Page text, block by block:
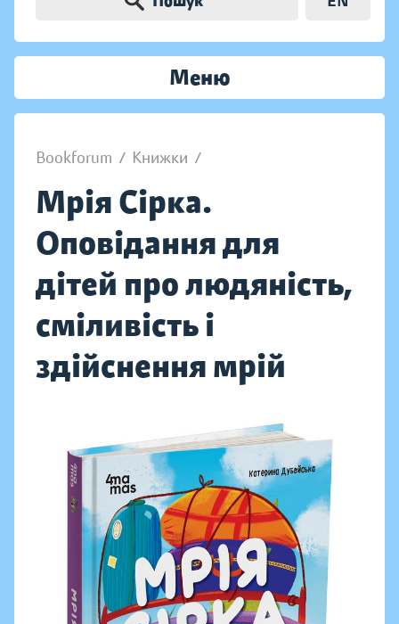
Меню
Bookforum / Книжки /
Мрія Сірка.
Оповідання для
дітей про людяність,
сміливість і
здійснення мрій